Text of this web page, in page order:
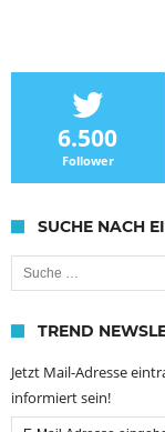
6.500
Follower
SUCHE NACH
Suche nach:
TREND
Jetzt Mail-Adresse
informiert sein!
Email